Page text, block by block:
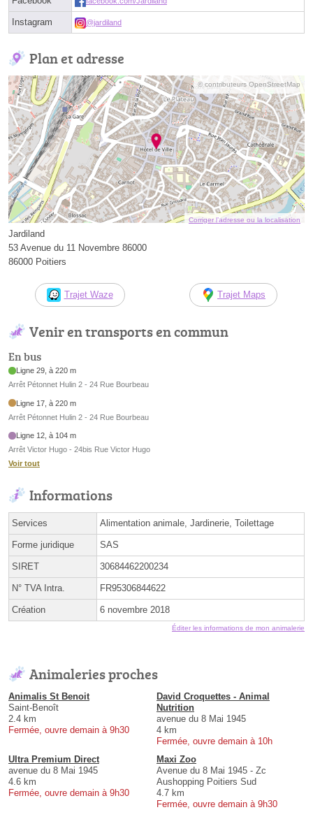
Instagram @jardiland
Plan et adresse
© contributeurs OpenStreetMap
Corriger l’adresse ou la localisation
Jardiland
53 Avenue du 11 Novembre 86000
86000 Poitiers
Trajet Waze Trajet Maps
Venir en transports en commun
En bus
Ligne 29, à 220 m
Arrêt Pétonnet Hulin 2 - 24 Rue Bourbeau
Ligne 17, à 220 m
Arrêt Pétonnet Hulin 2 - 24 Rue Bourbeau
Ligne 12, à 104 m
Arrêt Victor Hugo - 24bis Rue Victor Hugo
Voir tout
Informations
Services Alimentation animale, Jardinerie, Toilettage
Forme juridique SAS
SIRET 30684462200234
N° TVA Intra. FR95306844622
Création 6 novembre 2018
Éditer les informations de mon animalerie
Animaleries proches
Animalis St Benoit
Saint-Benoît
2.4 km
Fermée, ouvre demain à 9h30
David Croquettes - Animal
Nutrition
avenue du 8 Mai 1945
4 km
Fermée, ouvre demain à 10h
Ultra Premium Direct
avenue du 8 Mai 1945
4.6 km
Fermée, ouvre demain à 9h30
Maxi Zoo
Avenue du 8 Mai 1945 - Zc
Aushopping Poitiers Sud
4.7 km
Fermée, ouvre demain à 9h30